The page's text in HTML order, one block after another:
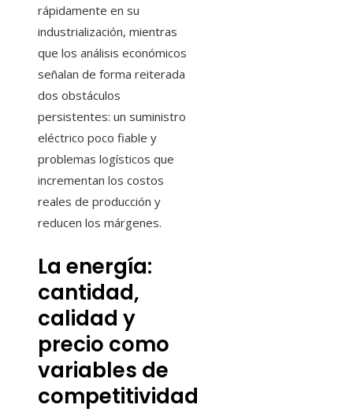
rápidamente en su
industrialización, mientras
que los análisis económicos
señalan de forma reiterada
dos obstáculos
persistentes: un suministro
eléctrico poco fiable y
problemas logísticos que
incrementan los costos
reales de producción y
reducen los márgenes.
La energía:
cantidad,
calidad y
precio como
variables de
competitividad